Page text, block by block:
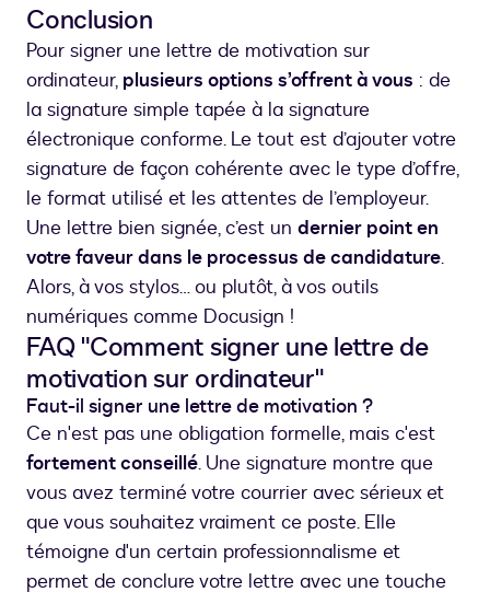
Conclusion
Pour signer une lettre de motivation sur
ordinateur, plusieurs options s’offrent à vous : de
la signature simple tapée à la signature
électronique conforme. Le tout est d’ajouter votre
signature de façon cohérente avec le type d’offre,
le format utilisé et les attentes de l’employeur.
Une lettre bien signée, c’est un dernier point en
votre faveur dans le processus de candidature.
Alors, à vos stylos… ou plutôt, à vos outils
numériques comme Docusign !
FAQ "Comment signer une lettre de
motivation sur ordinateur"
Faut-il signer une lettre de motivation ?
Ce n'est pas une obligation formelle, mais c'est
fortement conseillé. Une signature montre que
vous avez terminé votre courrier avec sérieux et
que vous souhaitez vraiment ce poste. Elle
témoigne d'un certain professionnalisme et
permet de conclure votre lettre avec une touche